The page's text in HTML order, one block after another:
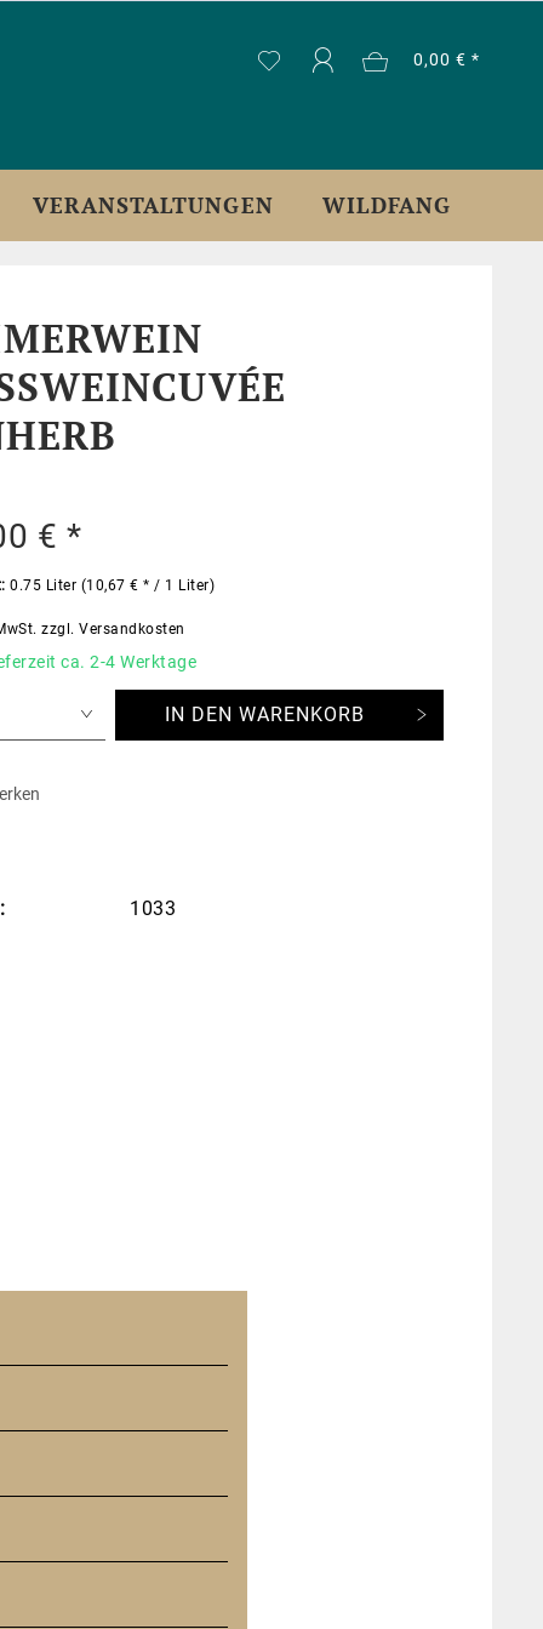
0,00 € *
VERANSTALTUNGEN WILDFANG
€ *
0.75 Liter (10,67 € * / 1 Liter)
zzgl. Versandkosten
ca. 2-4 Werktage
IN DEN WARENKORB
1033